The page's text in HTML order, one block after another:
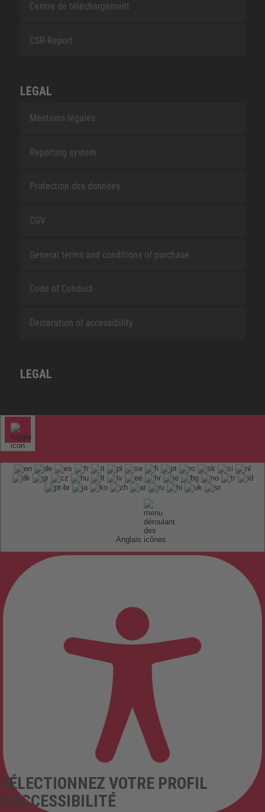
Centre de téléchargement
CSR-Report
LEGAL
Mentions légales
Reporting system
Protection des données
CGV
General terms and conditions of purchase
Code of Conduct
Declaration of accessibility
LEGAL
Anglais
SÉLECTIONNEZ VOTRE PROFIL
D'ACCESSIBILITÉ